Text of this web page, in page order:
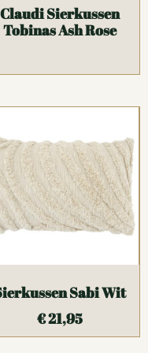
Claudi Sierkussen
Tobinas Ash Rose
Sabi Wit
€21,95